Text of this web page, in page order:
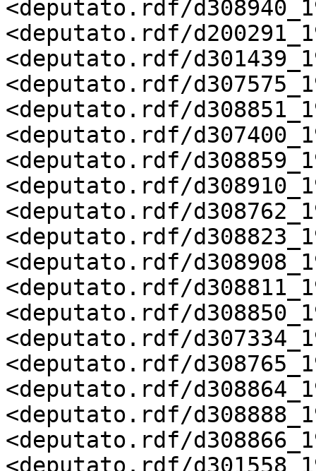
<deputato.rdf/
<deputato.rdf/
<deputato.rdf/
<deputato.rdf/
<deputato.rdf/
<deputato.rdf/
<deputato.rdf/
<deputato.rdf/
<deputato.rdf/
<deputato.rdf/
<deputato.rdf/
<deputato.rdf/
<deputato.rdf/
<deputato.rdf/
<deputato.rdf/
<deputato.rdf/
<deputato.rdf/
<deputato.rdf/
<deputato.rdf/